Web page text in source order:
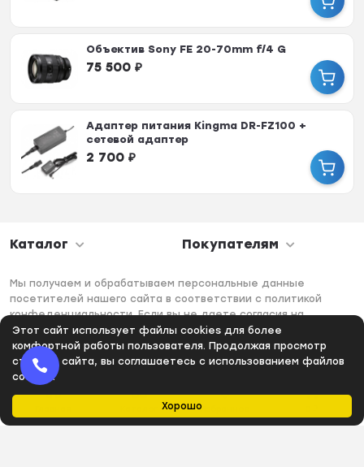
Хорошо
Этот сайт использует файлы cookies для более
комфортной работы пользователя. Продолжая просмотр
страниц сайта, вы соглашаетесь с использованием файлов
cookies.
Избранное
Объектив Sony FE 20-70mm f/4 G
75 500 ₽
Адаптер питания Kingma DR-FZ100 +
сетевой адаптер
2 700 ₽
Каталог Покупателям
Мы получаем и обрабатываем персональные данные
посетителей нашего сайта в соответствии с политикой
конфеденциальности. Если вы не даете согласия на
обработку своих персональных данных, вам необходимо
покинуть наш сайт.